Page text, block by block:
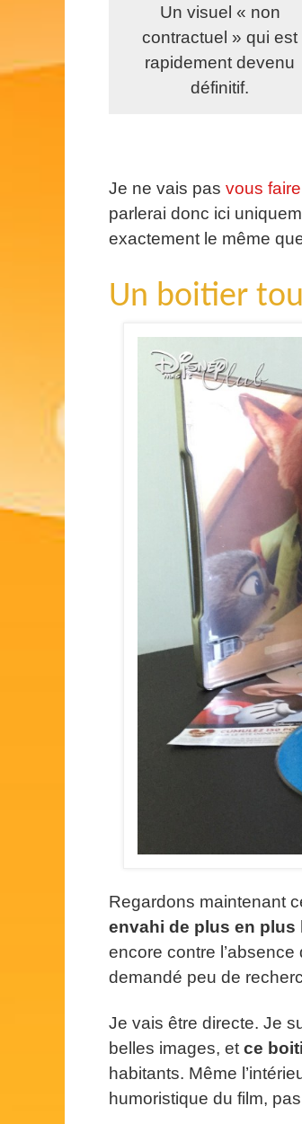
Un visuel « non
contractuel » qui est
rapidement devenu
définitif.
Je ne vais pas vous
parlerai donc ici
exactement le même
Un boitier
Regardons maintenant
envahi de plus en plus
encore contre
demandé peu de
Je vais être directe. Je
belles images, et ce
habitants. Même
humoristique du film,